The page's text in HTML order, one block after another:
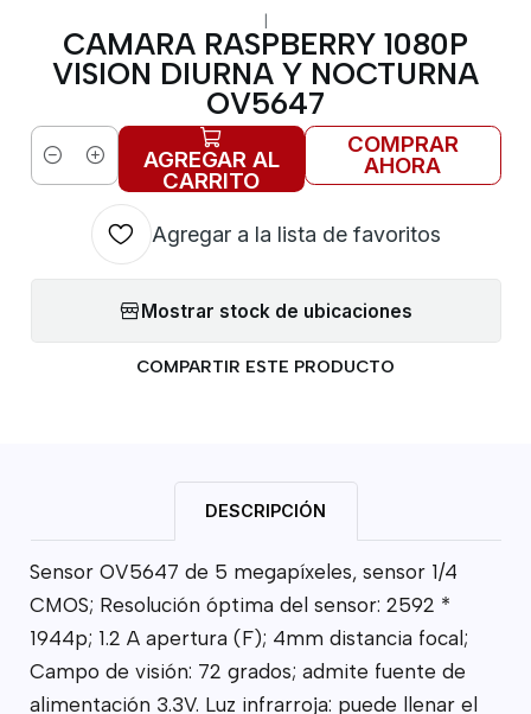
|
CAMARA RASPBERRY 1080P
VISION DIURNA Y NOCTURNA
OV5647
Cantidad AGREGAR AL
CARRITO
COMPRAR
AHORA
Agregar a la lista de favoritos
Mostrar stock de ubicaciones
COMPARTIR ESTE PRODUCTO
DESCRIPCIÓN
Sensor OV5647 de 5 megapíxeles, sensor 1/4
CMOS; Resolución óptima del sensor: 2592 *
1944p; 1.2 A apertura (F); 4mm distancia focal;
Campo de visión: 72 grados; admite fuente de
alimentación 3.3V. Luz infrarroja: puede llenar el